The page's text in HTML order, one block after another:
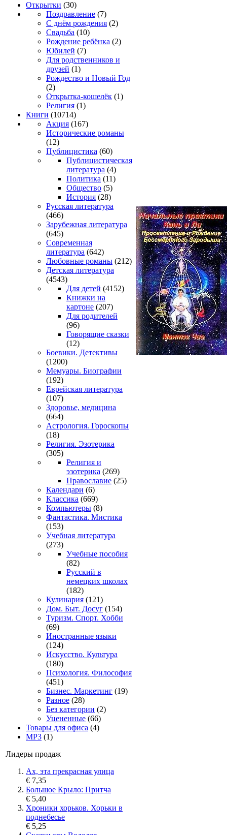
Открытки (30)
Поздравление (7)
С днём рождения (2)
Свадьба (10)
Рождение ребёнка (2)
Юбилей (7)
Для родственников и
друзей (1)
Рождество и Новый Год
(2)
Открытка-кошелёк (1)
Религия (1)
Книги (10714)
Акция (167)
Исторические романы
(12)
Публицистика (60)
Публицистическая
литература (4)
Политика (11)
Общество (5)
История (28)
Русская литература
(466)
Зарубежная литература
(645)
Современная
литература (642)
Любовные романы (212)
Детская литература
(4543)
Для детей (4152)
Книжки на
картоне (207)
Для родителей
(96)
Говорящие сказки
(12)
Боевики. Детективы
(1200)
Мемуары. Биографии
(192)
Еврейская литература
(107)
Здоровье, медицина
(664)
Астрология. Гороскопы
(18)
Религия. Эзотерика
(305)
Религия и
эзотерика (269)
Православие (25)
Календари (6)
Классика (669)
Компьютеры (8)
Фантастика. Мистика
(153)
Учебная литература
(273)
Учебные пособия
(82)
Русский в
немецких школах
(182)
Кулинария (121)
Дом. Быт. Досуг (154)
Туризм. Спорт. Хобби
(69)
Иностранные языки
(124)
Искусство. Культура
(180)
Психология. Философия
(451)
Бизнес. Маркетинг (19)
Разное (28)
Без категории (2)
Уцененные (66)
Товары для офиса (4)
MP3 (1)
Лидеры продаж
Ах, эта прекрасная улица
€ 7,35
Большое Крыло: Притча
€ 5,40
Хроники хорьков. Хорьки в
поднебесье
€ 5,25